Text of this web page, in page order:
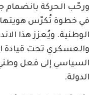
ورحّب الحركة بانضمام
في خطوة تُكرّس هويتها
الوطنية. ويُعزز هذا
والعسكري تحت قيادة
السياسي إلى فعل
الدولة.